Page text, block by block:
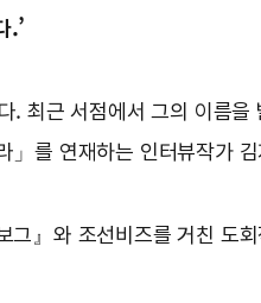
.’
최근 서점에서 그의 이름
」를 연재하는 인터뷰작가
』와 조선비즈를 거친 도